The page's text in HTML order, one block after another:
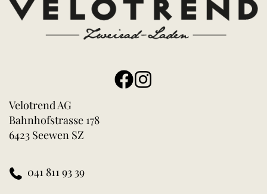
Velotrend AG
Bahnhofstrasse 178
6423 Seewen SZ
041 811 93 39